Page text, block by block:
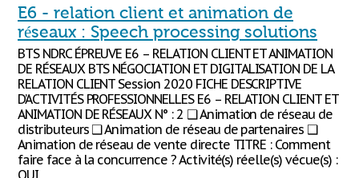
E6 - relation client et animation de
réseaux : Speech processing solutions
BTS NDRC ÉPREUVE E6 – RELATION CLIENT ET ANIMATION
DE RÉSEAUX BTS NÉGOCIATION ET DIGITALISATION DE LA
RELATION CLIENT Session 2020 FICHE DESCRIPTIVE
D’ACTIVITÉS PROFESSIONNELLES E6 – RELATION CLIENT ET
ANIMATION DE RÉSEAUX N° : 2 ❑ Animation de réseau de
distributeurs ❑ Animation de réseau de partenaires ❑
Animation de réseau de vente directe TITRE : Comment
faire face à la concurrence ? Activité(s) réelle(s) vécue(s) :
OUI